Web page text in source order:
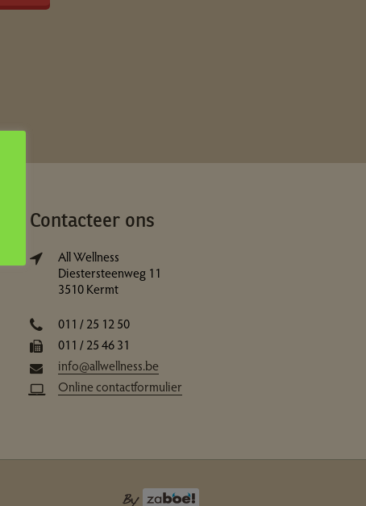
Contacteer ons
All Wellness
Diestersteenweg 11
3510 Kermt
011 / 25 12 50
011 / 25 46 31
info@allwellness.be
Online contactformulier